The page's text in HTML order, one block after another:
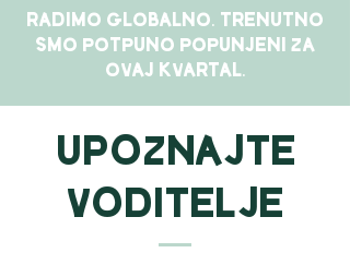
radimo globalno. TRENUTNO
smo POTPUNO POPUNJENi ZA
OVAJ KVARTAL.
Upoznajte
Voditelje